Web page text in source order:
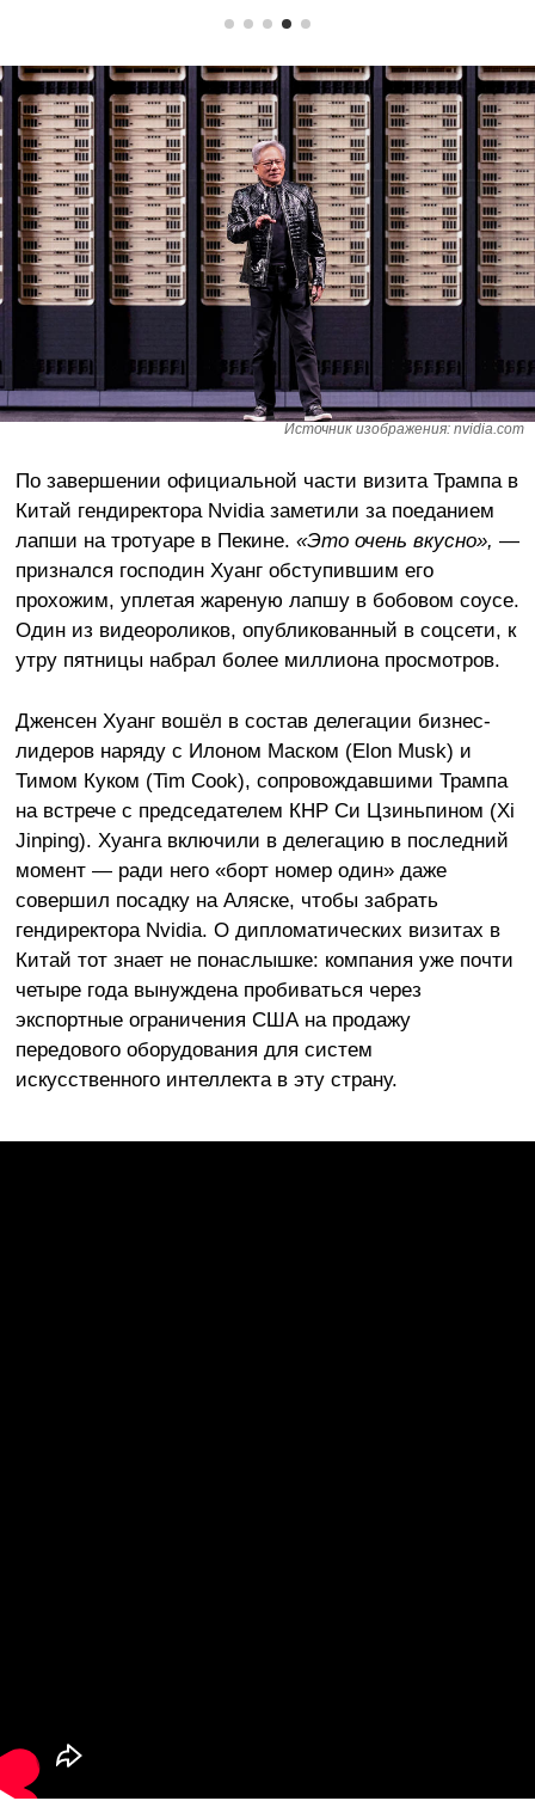
Источник изображения: nvidia.com
По завершении официальной части визита Трампа в
Китай гендиректора Nvidia заметили за поеданием
лапши на тротуаре в Пекине. «Это очень вкусно», —
признался господин Хуанг обступившим его
прохожим, уплетая жареную лапшу в бобовом соусе.
Один из видеороликов, опубликованный в соцсети, к
утру пятницы набрал более миллиона просмотров.
Дженсен Хуанг вошёл в состав делегации бизнес-
лидеров наряду с Илоном Маском (Elon Musk) и
Тимом Куком (Tim Cook), сопровождавшими Трампа
на встрече с председателем КНР Си Цзиньпином (Xi
Jinping). Хуанга включили в делегацию в последний
момент — ради него «борт номер один» даже
совершил посадку на Аляске, чтобы забрать
гендиректора Nvidia. О дипломатических визитах в
Китай тот знает не понаслышке: компания уже почти
четыре года вынуждена пробиваться через
экспортные ограничения США на продажу
передового оборудования для систем
искусственного интеллекта в эту страну.